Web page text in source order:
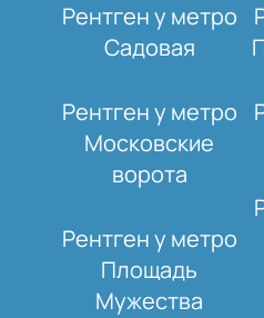
Рентген у метро
Садовая
Рентген у метро
Московские
ворота
Рентген у метро
Площадь
Мужества